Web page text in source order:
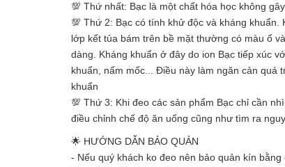
💯 Thứ nhất: Bạc là một chất hóa học không
💯 Thứ 2: Bạc có tính khử độc và kháng
lớp kết tủa bám trên bề mặt thường có màu ố
dàng. Kháng khuẩn ở đây do ion Bạc tiếp xúc
khuẩn, nấm mốc... Điều này làm ngăn cản quá
khuẩn
💯 Thứ 3: Khi đeo các sản phẩm Bạc chỉ cần
điều chỉnh chế độ ăn uống cũng như tìm ra
🌟 HƯỚNG DẪN BẢO QUẢN
- Nếu quý khách ko đeo nên bảo quản kín